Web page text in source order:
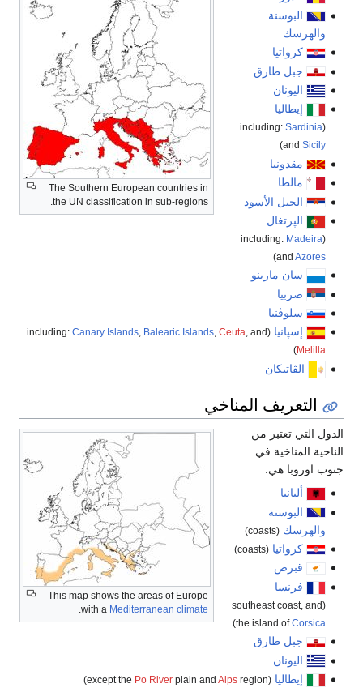
The Southern European countries in
the UN classification in sub-regions.
البوسنة
والهرسك
كرواتيا
جبل طارق
اليونان
إيطاليا
(including:
Sardinia
and Sicily
)
مقدونيا
مالطا
الجبل الأسود
الپرتغال
(including:
Madeira
and Azores
)
سان مارينو
صربيا
سلوڤنيا
إسپانيا (including:
Canary Islands, Balearic Islands, Ceuta , and
Melilla
)
الڤاتيكان
التعريف المناخي
This map shows the areas of Europe
with a Mediterranean climate
.
الدول التي تعتبر من
الناحية المناخية في
جنوب اوروبا هي:
ألبانيا
البوسنة
والهرسك (coasts)
كرواتيا (coasts)
قبرص
فرنسا
(southeast coast, and
the island ofCorsica
)
جبل طارق
اليونان
إيطاليا (except the
Po Riverplain and Alpsregion)